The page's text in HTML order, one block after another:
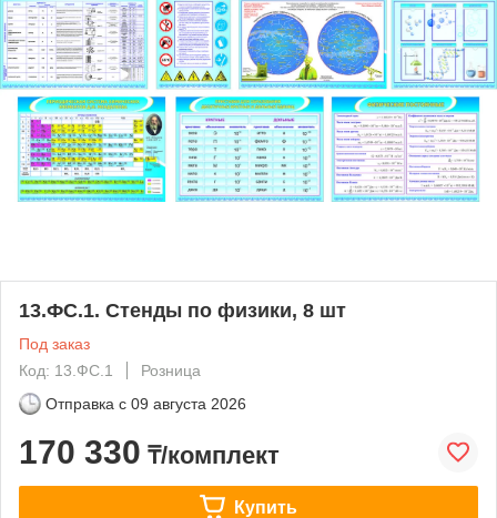
13.ФС.1. Стенды по физики, 8 шт
Под заказ
Код: 13.ФС.1
Розница
Отправка с 09 августа 2026
170 330 ₸/комплект
Купить